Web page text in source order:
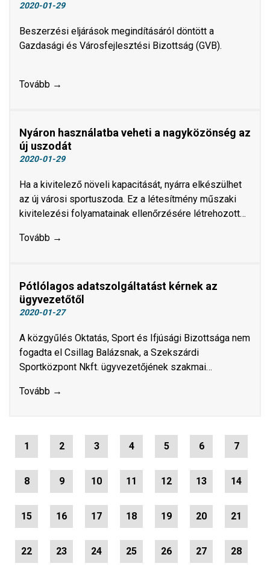
2020-01-29
​​​​​​​Beszerzési eljárások megindításáról döntött a
Gazdasági és Városfejlesztési Bizottság (GVB).
Tovább →
Nyáron használatba veheti a nagyközönség az
új uszodát
2020-01-29
​​​​​​​Ha a kivitelező növeli kapacitását, nyárra elkészülhet
az új városi sportuszoda. Ez a létesítmény műszaki
kivitelezési folyamatainak ellenőrzésére létrehozott…
Tovább →
Pótlólagos adatszolgáltatást kérnek az
ügyvezetőtől
2020-01-27
A közgyűlés Oktatás, Sport és Ifjúsági Bizottsága nem
fogadta el Csillag Balázsnak, a Szekszárdi
Sportközpont Nkft. ügyvezetőjének szakmai…
Tovább →
1 2 3 4 5 6 7
8 9 10 11 12 13 14
15 16 17 18 19 20 21
22 23 24 25 26 27 28